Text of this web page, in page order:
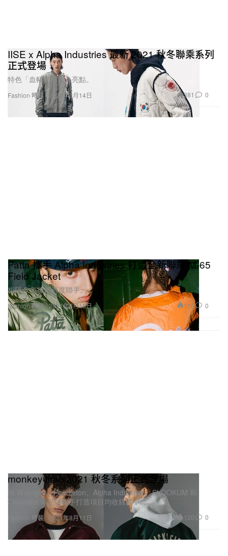
Fashion 時裝
IISE x Alpha Industries 最新 2021 秋冬聯乘系列
正式登場
特色「血幅」細節為亮點。
2021年9月14日 381 0
Fashion 時裝
Patta 攜手 Alpha Industries 打造全新聯乘 M-65
Field Jacket
相隔 5 年後的再度聯手。
2021年8月18日 116 0
Fashion 時裝
monkey time 2021 秋冬系列正式登場
與 Wrangler、Pendleton、Alpha Industries、SKOOKUM 和
Columbia 等品牌聯手打造項目均收錄其中。
2021年8月11日 120 0